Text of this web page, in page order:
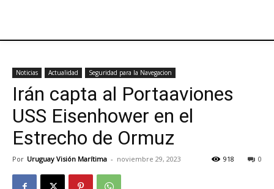
Noticias Actualidad Seguridad para la Navegacion
Irán capta al Portaaviones
USS Eisenhower en el
Estrecho de Ormuz
Por Uruguay Visión Marítima - noviembre 29, 2023 0
918